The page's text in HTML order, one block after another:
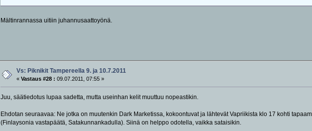
Mältinrannassa uitiin juhannusaattoyönä.
Vs: Piknikit Tampereella 9. ja 10.7.2011
«Vastaus #28 : 09.07.2011, 07:55 »
Juu, säätiedotus lupaa sadetta, mutta useinhan kelit muuttuu nopeastikin.
Ehdotan seuraavaa: Ne jotka on muutenkin Dark Marketissa, kokoontuvat ja lähtevät Vapriikista klo 17 kohti
(Finlaysonia vastapäätä, Satakunnankadulla). Siinä on helppo odotella, vaikka sataisikin.